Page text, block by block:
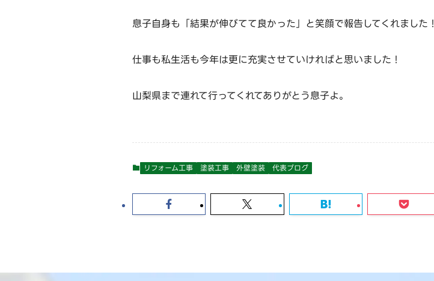
息子自身も「結果が伸びてて良かった」と笑顔で報告してくれました！
仕事も私生活も今年は更に充実させていければと思いました！
山梨県まで連れて行ってくれてありがとう息子よ。
リフォーム工事 塗装工事 外壁塗装 代表ブログ